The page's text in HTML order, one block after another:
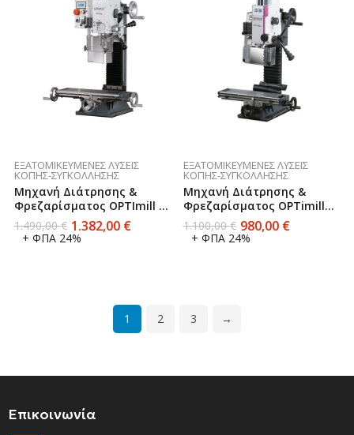
ΕΞΑΤΟΜΙΚΕΥΜΈΝΕΣ ΛΎΣΕΙΣ
ΚΟΠΉΣ-ΣΥΓΚΌΛΛΗΣΗΣ
Μηχανή Διάτρησης &
Φρεζαρίσματος OPTImill BF
20Vario
1.490,00€ 1.382,00 €
+ ΦΠΑ 24%
ΕΞΑΤΟΜΙΚΕΥΜΈΝΕΣ ΛΎΣΕΙΣ
ΚΟΠΉΣ-ΣΥΓΚΌΛΛΗΣΗΣ
Μηχανή Διάτρησης &
Φρεζαρίσματος OPTimill
MH 15V
1.100,00€ 980,00 €
+ ΦΠΑ 24%
1 2 3 →
Επικοινωνία